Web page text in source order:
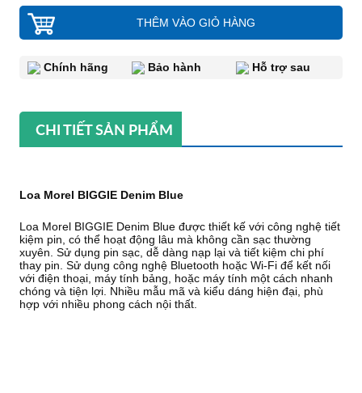
THÊM VÀO GIỎ HÀNG
Chính hãng Bảo hành Hỗ trợ sau
CHI TIẾT SẢN PHẨM
Loa Morel BIGGIE Denim Blue
Loa Morel BIGGIE Denim Blue được thiết kế với công nghệ tiết
kiệm pin, có thể hoạt động lâu mà không cần sạc thường
xuyên. Sử dụng pin sạc, dễ dàng nạp lại và tiết kiệm chi phí
thay pin. Sử dụng công nghệ Bluetooth hoặc Wi-Fi để kết nối
với điện thoại, máy tính bảng, hoặc máy tính một cách nhanh
chóng và tiện lợi. Nhiều mẫu mã và kiểu dáng hiện đại, phù
hợp với nhiều phong cách nội thất.